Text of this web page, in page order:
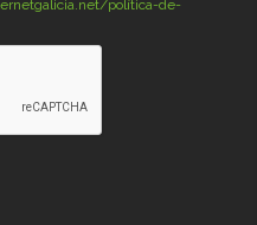
política-de-